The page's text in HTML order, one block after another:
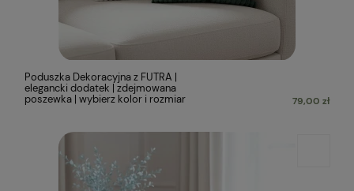
Poduszka Dekoracyjna z FUTRA |
elegancki dodatek | zdejmowana
poszewka | wybierz kolor i rozmiar
79,00 zł